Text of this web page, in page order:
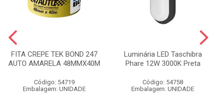
FITA CREPE TEK BOND 247
AUTO AMARELA 48MMX40M
Código: 54719
Embalagem: UNIDADE
Luminária LED Taschibra
Phare 12W 3000K Preta
Código: 54758
Embalagem: UNIDADE